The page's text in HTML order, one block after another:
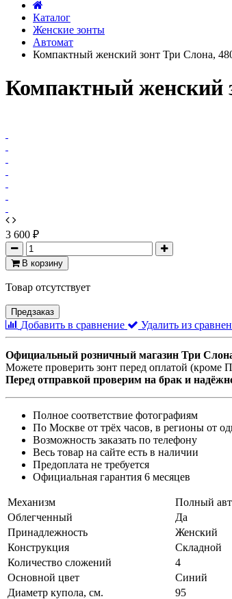
Каталог
Женские зонты
Автомат
Компактный женский зонт Три Слона,
Компактный женский
3 600 ₽
В корзину
Товар отсутствует
Предзаказ
Добавить в сравнение Удалить из
Официальный розничный магазин Три
Можете проверить зонт перед оплатой (кроме
Перед отправкой проверим на брак и
Полное соответствие фотографиям
По Москве от трёх часов, в регионы от
Возможность заказать по телефону
Весь товар на сайте есть в наличии
Предоплата не требуется
Официальная гарантия 6 месяцев
Механизм
Полный
Облегченный
Да
Принадлежность
Женский
Конструкция
Складной
Количество сложений
4
Основной цвет
Синий
Диаметр купола, см.
95